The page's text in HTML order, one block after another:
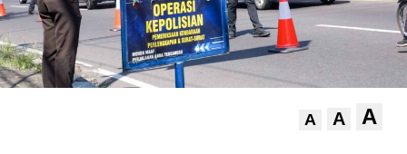
A A A